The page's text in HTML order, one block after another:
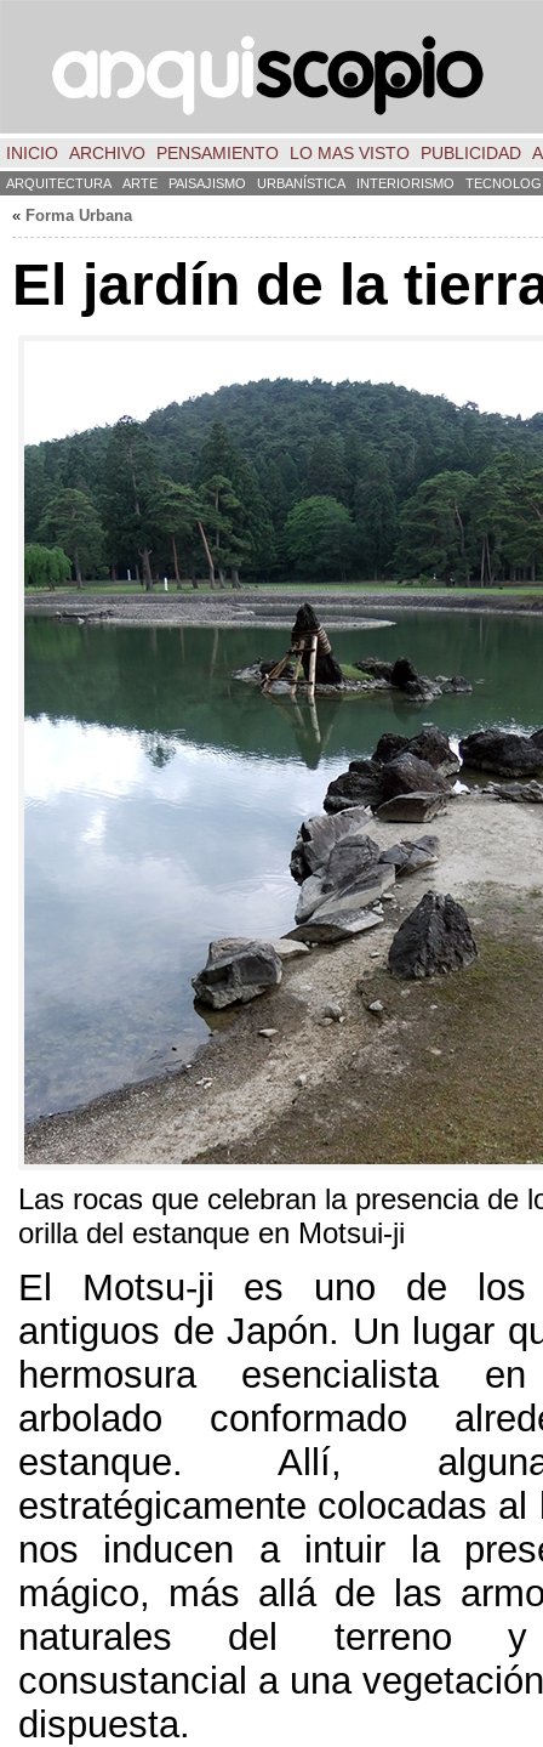
INICIO ARCHIVO PENSAMIENTO LO MAS VISTO PUBLICIDAD
ARQUITECTURA ARTE PAISAJISMO URBANÍSTICA INTERIORISMO
« Forma Urbana
El jardín de la
Las rocas que celebran la presencia de
orilla del estanque en Motsui-ji
El Motsu-ji es uno de los
antiguos de Japón. Un lugar
hermosura esencialista
arbolado conformado
estanque. Allí,
estratégicamente colocadas al
nos inducen a intuir la
mágico, más allá de las
naturales del terreno
consustancial a una
dispuesta.